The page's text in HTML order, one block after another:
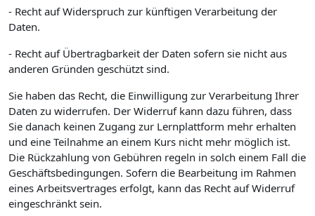
- Recht auf Widerspruch zur künftigen Verarbeitung der
Daten.
- Recht auf Übertragbarkeit der Daten sofern sie nicht aus
anderen Gründen geschützt sind.
Sie haben das Recht, die Einwilligung zur Verarbeitung Ihrer
Daten zu widerrufen. Der Widerruf kann dazu führen, dass
Sie danach keinen Zugang zur Lernplattform mehr erhalten
und eine Teilnahme an einem Kurs nicht mehr möglich ist.
Die Rückzahlung von Gebühren regeln in solch einem Fall die
Geschäftsbedingungen. Sofern die Bearbeitung im Rahmen
eines Arbeitsvertrages erfolgt, kann das Recht auf Widerruf
eingeschränkt sein.